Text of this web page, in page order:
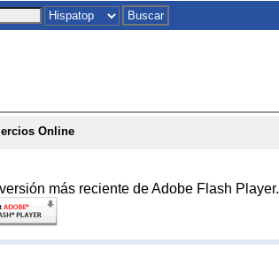
Online
más reciente de Adobe Flash Player.